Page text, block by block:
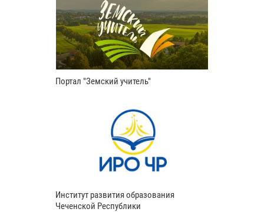
Портал "Земский учитель"
Институт развития образования
Чеченской Республики